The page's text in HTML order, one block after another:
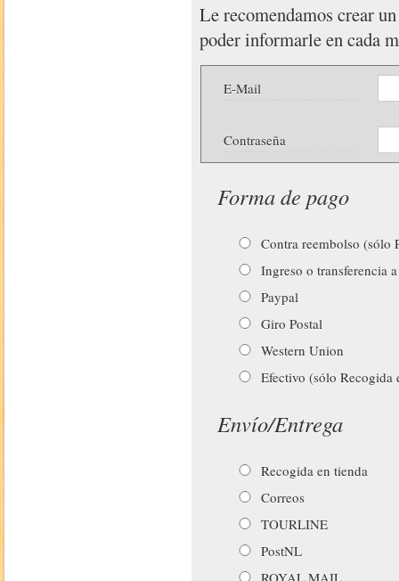
Le recomendamos crear
poder informarle en cada
E-Mail
Contraseña
Forma de pago
Contra reembolso (sólo
Ingreso o transferencia
Paypal
Giro Postal
Western Union
Efectivo (sólo Recogida
Envío/Entrega
Recogida en tienda
Correos
TOURLINE
PostNL
ROYAL MAIL